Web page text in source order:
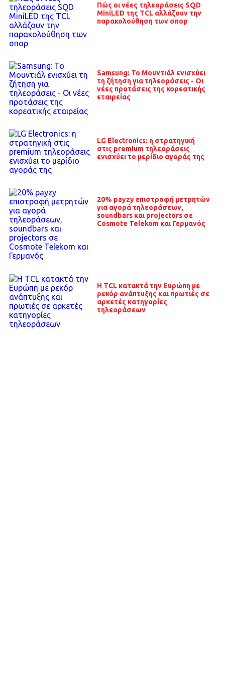
Πώς οι νέες τηλεοράσεις SQD
MiniLED της TCL αλλάζουν την
παρακολούθηση των σπορ
Samsung: Το Μουντιάλ ενισχύει
τη ζήτηση για τηλεοράσεις - Οι
νέες προτάσεις της κορεατικής
εταιρείας
LG Electronics: η στρατηγική
στις premium τηλεοράσεις
ενισχύει το μερίδιο αγοράς της
20% payzy επιστροφή μετρητών
για αγορά τηλεοράσεων,
soundbars και projectors σε
Cosmote Telekom και Γερμανός
Η TCL κατακτά την Ευρώπη με
ρεκόρ ανάπτυξης και πρωτιές σε
αρκετές κατηγορίες
τηλεοράσεων